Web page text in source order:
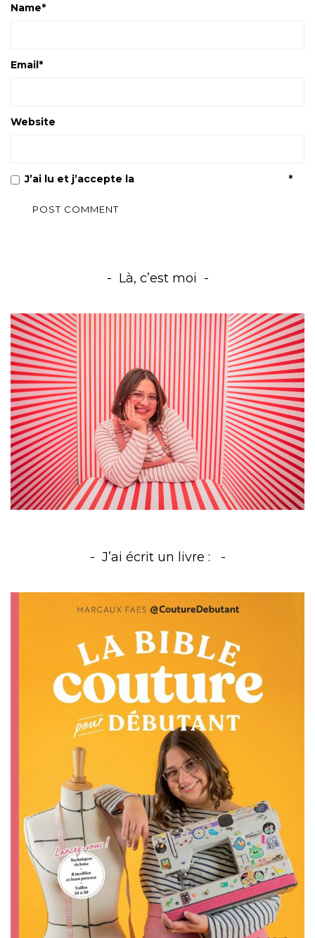
Name*
Email*
Website
J’ai lu et j’accepte la *
Là, c’est moi
J’ai écrit un livre :